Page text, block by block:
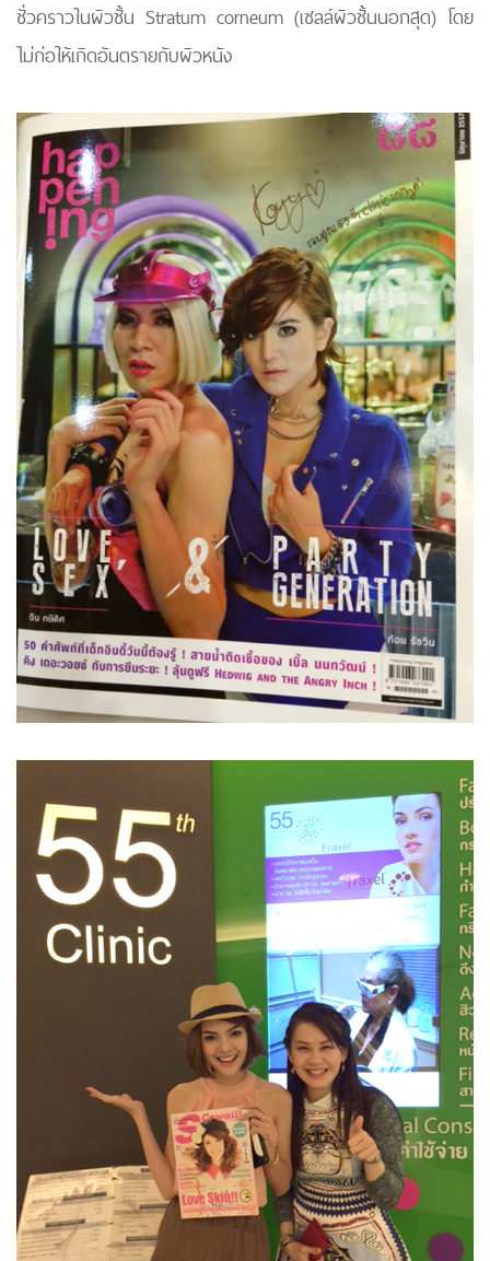
ชั่วคราวในผิวชั้น Stratum corneum (เซลล์ผิวชั้นนอกสุด) โดย
ไม่ก่อให้เกิดอันตรายกับผิวหนัง